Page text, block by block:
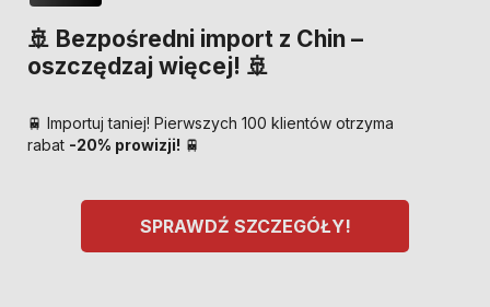
🚢 Bezpośredni import z Chin –
oszczędzaj więcej! 🚢
🚆 Importuj taniej! Pierwszych 100 klientów otrzyma
rabat -20% prowizji! 🚆
SPRAWDŹ SZCZEGÓŁY!